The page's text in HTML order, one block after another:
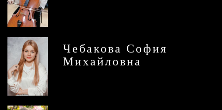
Чебакова София
Михайловна